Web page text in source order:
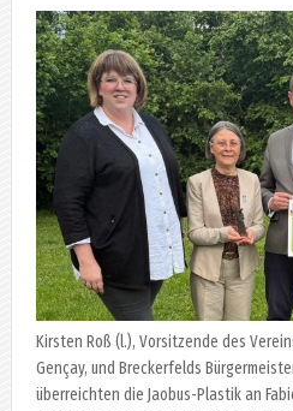
Kirsten Roß (l.), Vorsitzende des
Gençay, und Breckerfelds
überreichten die Jaobus-Plastik an